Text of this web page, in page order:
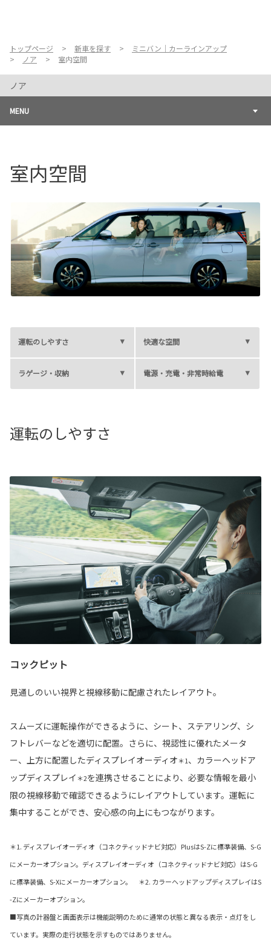
新車を探す
中古車を探す
地域応援活動
企業情報
採用情報
法人のお客様
各種予約
0800-080-5365
トップページ 新車を探す
ミニバン｜カーラインアップ
ノア
室内空間
ノア
MENU
室内空間
運転のしやすさ 快適な空間
ラゲージ・収納 電源・充電・非常時給電
運転のしやすさ
コックピット
見通しのいい視界と視線移動に配慮されたレイアウト。
スムーズに運転操作ができるように、シート、ステアリング、シ
フトレバーなどを適切に配置。さらに、視認性に優れたメータ
ー、上方に配置したディスプレイオーディオ＊1、カラーヘッドア
ップディスプレイ ＊2を連携させることにより、必要な情報を最小
限の視線移動で確認できるようにレイアウトしています。運転に
集中することができ、安心感の向上にもつながります。
＊1. ディスプレイオーディオ（コネクティッドナビ対応）PlusはS-Zに標準装備、S-G
にメーカーオプション。ディスプレイオーディオ（コネクティッドナビ対応）はS-G
に標準装備、S-Xにメーカーオプション。 ＊2. カラーヘッドアップディスプレイはS
-Zにメーカーオプション。
■写真の計器盤と画面表示は機能説明のために通常の状態と異なる表示・点灯をし
ています。実際の走行状態を示すものではありません。